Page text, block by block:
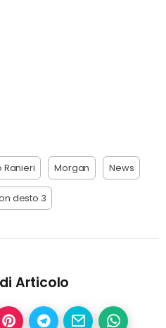
Ranieri Morgan News
desto 3
Articolo